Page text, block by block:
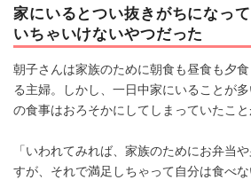
家にいるとつい抜きがちになっ
いちゃいけないやつだった
朝子さんは家族のために朝食も昼食も夕
る主婦。しかし、一日中家にいることが
の食事はおろそかにしてしまっていたこと
「いわれてみれば、家族のためにお弁当
すが、それで満足しちゃって自分は食べ